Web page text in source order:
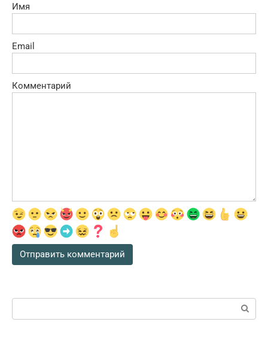
Имя
Email
Комментарий
Поиск: